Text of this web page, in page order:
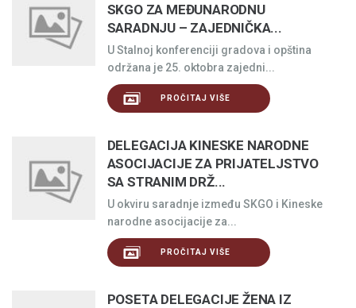
SKGO ZA MEĐUNARODNU
SARADNJU – ZAJEDNIČKA...
U Stalnoj konferenciji gradova i opština
održana je 25. oktobra zajedni...
PROČITAJ VIŠE
DELEGACIJA KINESKE NARODNE
ASOCIJACIJE ZA PRIJATELJSTVO
SA STRANIM DRŽ...
U okviru saradnje između SKGO i Kineske
narodne asocijacije za...
PROČITAJ VIŠE
POSETA DELEGACIJE ŽENA IZ